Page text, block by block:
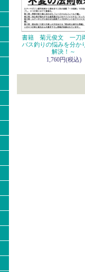
書籍 菊元俊文 一刀
バス釣りの悩みを分か
解決！～
1,760円(税込)